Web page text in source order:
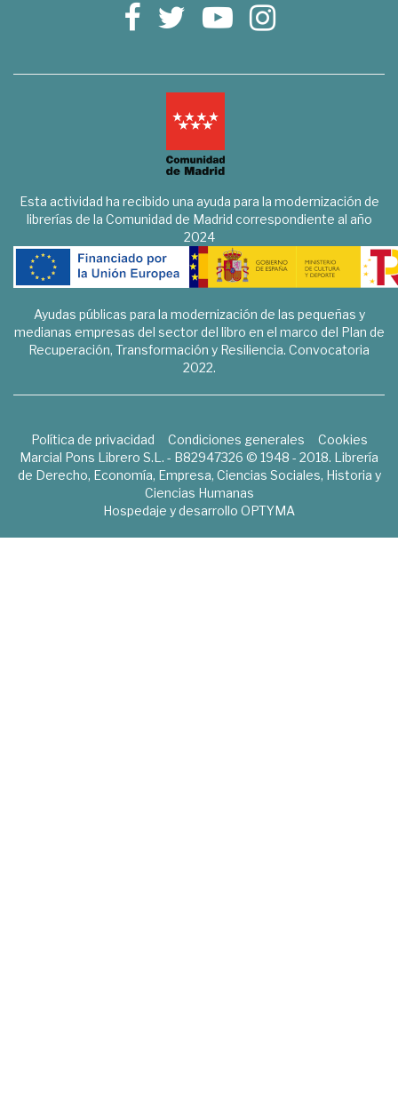
Esta actividad ha recibido una ayuda para la modernización de
librerías de la Comunidad de Madrid correspondiente al año
2024
Ayudas públicas para la modernización de las pequeñas y
medianas empresas del sector del libro en el marco del Plan de
Recuperación, Transformación y Resiliencia. Convocatoria
2022.
Política de privacidad Condiciones generales
Cookies
Marcial Pons Librero S.L. - B82947326 © 1948 - 2018. Librería
de Derecho, Economía, Empresa, Ciencias Sociales, Historia y
Ciencias Humanas
Hospedaje y desarrollo OPTYMA